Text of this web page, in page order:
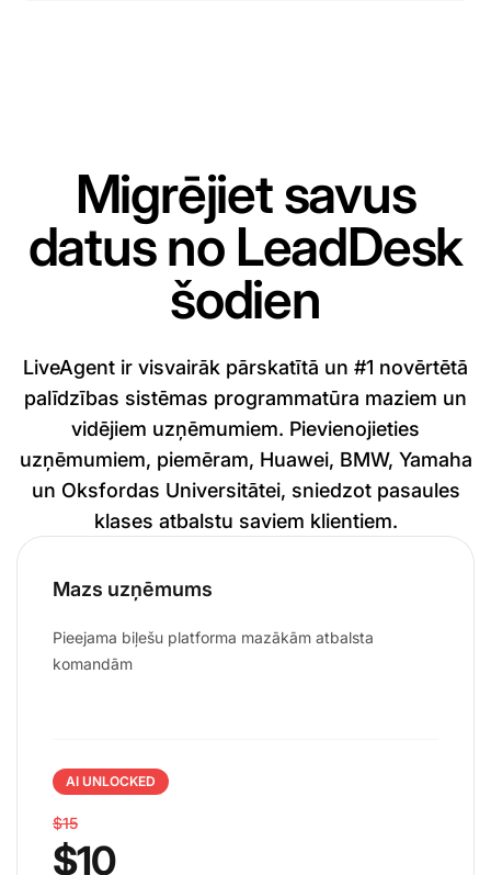
Migrējiet savus
datus no LeadDesk
šodien
LiveAgent ir visvairāk pārskatītā un #1 novērtētā
palīdzības sistēmas programmatūra maziem un
vidējiem uzņēmumiem. Pievienojieties
uzņēmumiem, piemēram, Huawei, BMW, Yamaha
un Oksfordas Universitātei, sniedzot pasaules
klases atbalstu saviem klientiem.
Mazs uzņēmums
Pieejama biļešu platforma mazākām atbalsta
komandām
AI UNLOCKED
$15
$10